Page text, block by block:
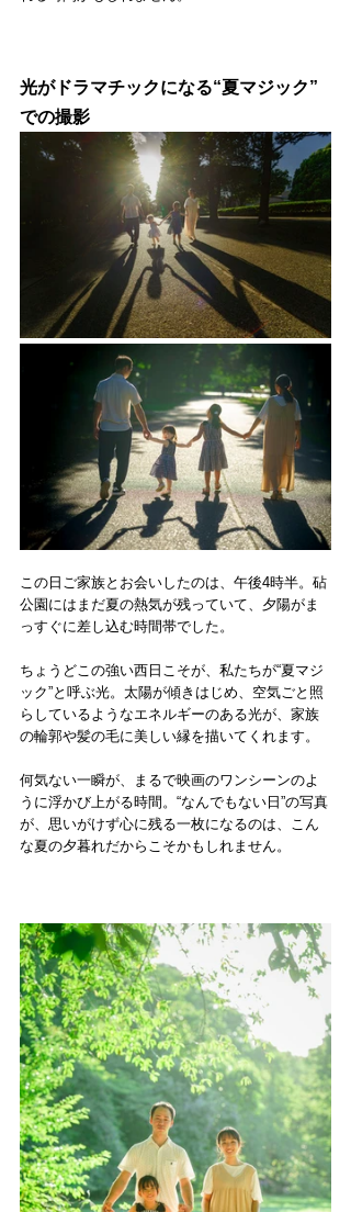
光がドラマチックになる“夏マジック”
での撮影
この日ご家族とお会いしたのは、午後4時半。砧
公園にはまだ夏の熱気が残っていて、夕陽がま
っすぐに差し込む時間帯でした。
ちょうどこの強い西日こそが、私たちが“夏マジ
ック”と呼ぶ光。太陽が傾きはじめ、空気ごと照
らしているようなエネルギーのある光が、家族
の輪郭や髪の毛に美しい縁を描いてくれます。
何気ない一瞬が、まるで映画のワンシーンのよ
うに浮かび上がる時間。“なんでもない日”の写真
が、思いがけず心に残る一枚になるのは、こん
な夏の夕暮れだからこそかもしれません。